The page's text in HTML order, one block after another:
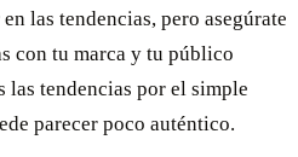
las tendencias, pero asegúrate
con tu marca y tu público
las tendencias por el simple
parecer poco auténtico.